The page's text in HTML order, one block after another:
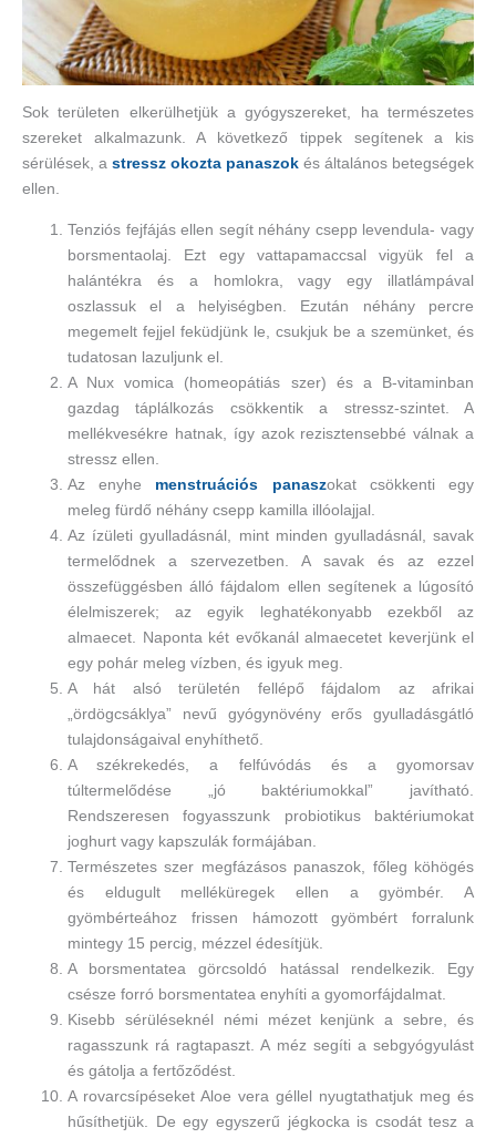
Sok területen elkerülhetjük a gyógyszereket, ha természetes
szereket alkalmazunk. A következő tippek segítenek a kis
sérülések, a stressz okozta panaszok és általános betegségek
ellen.
Tenziós fejfájás ellen segít néhány csepp levendula- vagy
borsmentaolaj. Ezt egy vattapamaccsal vigyük fel a
halántékra és a homlokra, vagy egy illatlámpával
oszlassuk el a helyiségben. Ezután néhány percre
megemelt fejjel feküdjünk le, csukjuk be a szemünket, és
tudatosan lazuljunk el.
A Nux vomica (homeopátiás szer) és a B-vitaminban
gazdag táplálkozás csökkentik a stressz-szintet. A
mellékvesékre hatnak, így azok rezisztensebbé válnak a
stressz ellen.
Az enyhe menstruációs panaszokat csökkenti egy
meleg fürdő néhány csepp kamilla illóolajjal.
Az ízületi gyulladásnál, mint minden gyulladásnál, savak
termelődnek a szervezetben. A savak és az ezzel
összefüggésben álló fájdalom ellen segítenek a lúgosító
élelmiszerek; az egyik leghatékonyabb ezekből az
almaecet. Naponta két evőkanál almaecetet keverjünk el
egy pohár meleg vízben, és igyuk meg.
A hát alsó területén fellépő fájdalom az afrikai
„ördögcsáklya” nevű gyógynövény erős gyulladásgátló
tulajdonságaival enyhíthető.
A székrekedés, a felfúvódás és a gyomorsav
túltermelődése „jó baktériumokkal” javítható.
Rendszeresen fogyasszunk probiotikus baktériumokat
joghurt vagy kapszulák formájában.
Természetes szer megfázásos panaszok, főleg köhögés
és eldugult melléküregek ellen a gyömbér. A
gyömbérteához frissen hámozott gyömbért forralunk
mintegy 15 percig, mézzel édesítjük.
A borsmentatea görcsoldó hatással rendelkezik. Egy
csésze forró borsmentatea enyhíti a gyomorfájdalmat.
Kisebb sérüléseknél némi mézet kenjünk a sebre, és
ragasszunk rá ragtapaszt. A méz segíti a sebgyógyulást
és gátolja a fertőződést.
A rovarcsípéseket Aloe vera géllel nyugtathatjuk meg és
hűsíthetjük. De egy egyszerű jégkocka is csodát tesz a